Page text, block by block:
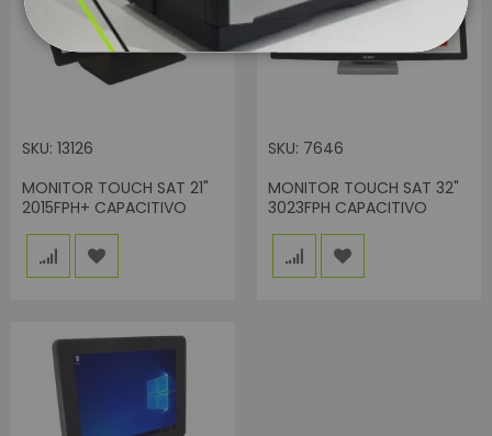
SKU: 13126
MONITOR TOUCH SAT 21"
2015FPH+ CAPACITIVO
SKU: 7646
MONITOR TOUCH SAT 32"
3023FPH CAPACITIVO